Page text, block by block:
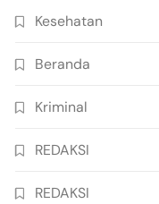
Kesehatan
Beranda
Kriminal
REDAKSI
REDAKSI